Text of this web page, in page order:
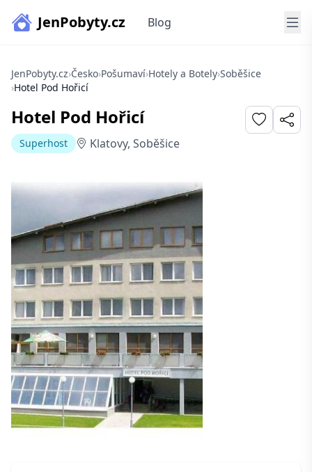
JenPobyty.cz Blog
JenPobyty.cz›Česko›Pošumaví›Hotely a Botely›Soběšice
›Hotel Pod Hořicí
Hotel Pod Hořicí
Superhost Klatovy, Soběšice